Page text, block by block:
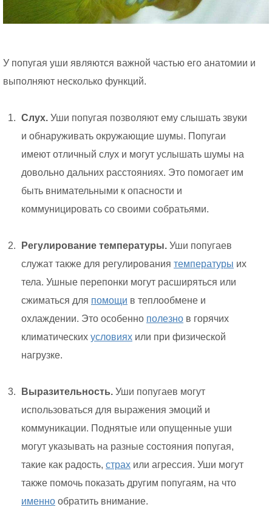
У попугая уши являются важной частью его анатомии и
выполняют несколько функций.
Слух. Уши попугая позволяют ему слышать звуки
и обнаруживать окружающие шумы. Попугаи
имеют отличный слух и могут услышать шумы на
довольно дальних расстояниях. Это помогает им
быть внимательными к опасности и
коммуницировать со своими собратьями.
Регулирование температуры. Уши попугаев
служат также для регулирования температуры их
тела. Ушные перепонки могут расширяться или
сжиматься для помощи в теплообмене и
охлаждении. Это особенно полезно в горячих
климатических условиях или при физической
нагрузке.
Выразительность. Уши попугаев могут
использоваться для выражения эмоций и
коммуникации. Поднятые или опущенные уши
могут указывать на разные состояния попугая,
такие как радость, страх или агрессия. Уши могут
также помочь показать другим попугаям, на что
именно обратить внимание.